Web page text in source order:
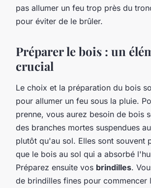
pas allumer un feu trop près du
pour éviter de le brûler.
Préparer le bois : un
crucial
Le choix et la préparation du bois
pour allumer un feu sous la pluie.
prenne, vous aurez besoin de bois
des branches mortes suspendues
plutôt qu'au sol. Elles sont souvent
que le bois au sol qui a absorbé
Préparez ensuite vos brindilles.
de brindilles fines pour commencer